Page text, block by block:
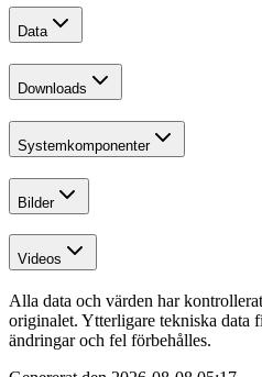
Data
Downloads
Systemkomponenter
Bilder
Videos
Alla data och värden har
originalet. Ytterligare tekniska data
ändringar och fel förbehålles.